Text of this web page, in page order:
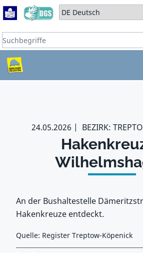
Zum Hauptbereich springen
Zum Hauptmenü springen
Sprache auswählen:
Suchbegriffe:
ZUM
24.05.2026 BEZIRK:
An der Bushaltestelle
Hakenkreuze entdeckt.
Quelle: Register Treptow-Köpenick